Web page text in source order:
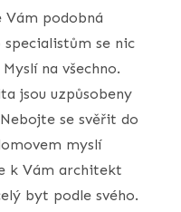
Vám podobná
se nic
na všechno.
jsou uzpůsobeny
se svěřit do
myslí
k Vám architekt
byt podle svého.